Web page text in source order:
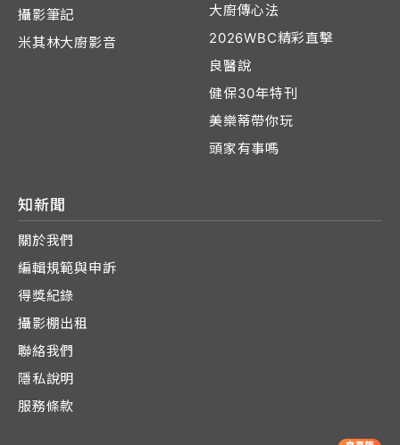
攝影筆記
米其林大廚影音
大廚傳心法
2026WBC精彩直擊
良醫說
健保30年特刊
美樂蒂帶你玩
頭家有事嗎
知新聞
關於我們
編輯規範與申訴
得獎紀錄
攝影棚出租
聯絡我們
隱私說明
服務條款